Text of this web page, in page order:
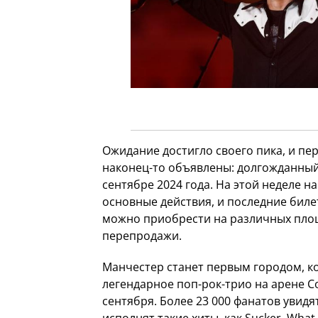
Ожидание достигло своего пика, и
наконец-то объявлены: долгожданный
сентябре 2024 года. На этой неделе
основные действия, и последние
можно приобрести на различных
перепродажи.
Манчестер станет первым городом,
легендарное поп-рок-трио на арене
сентября. Более 23 000 фанатов